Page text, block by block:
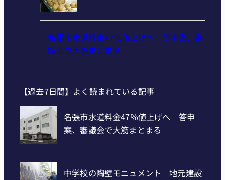
名張市水道料金47％値上げへ 答申案、審
議会で大筋まとまる
【過去7日間】よく読まれている記事